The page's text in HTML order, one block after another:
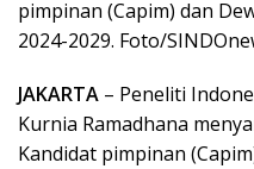
pimpinan (Capim) dan
2024-2029. Foto/
JAKARTA – Peneliti
Kurnia Ramadhana
Kandidat pimpinan